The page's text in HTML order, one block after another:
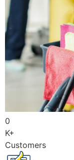
0
K+
Customers